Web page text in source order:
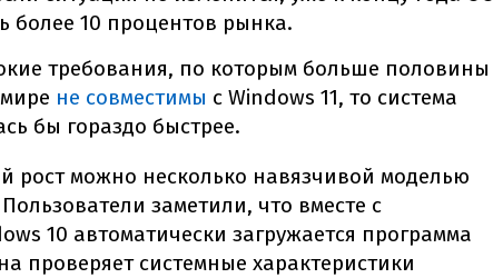
более 10 процентов рынка.
требования, по которым больше половины
не совместимы с Windows 11, то система
бы гораздо быстрее.
рост можно несколько навязчивой моделью
заметили, что вместе с
10 автоматически загружается программа
проверяет системные характеристики